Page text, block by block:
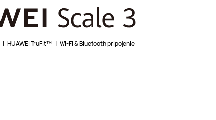
| HUAWEI TruFit™ | Wi-Fi & Bluetooth pripojenie